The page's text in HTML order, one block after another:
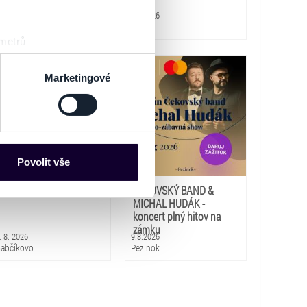
prstu)
. Svůj souhlas
mohou představovat
obsahu a reklam.
varianty. Svoji volbu
Marketingové
Povolit vše
8.8.2026
8. 2026
ČEKOVSKÝ BAND &
MICHAL HUDÁK -
koncert plný hitov na
zámku
9.8.2026
Pezinok